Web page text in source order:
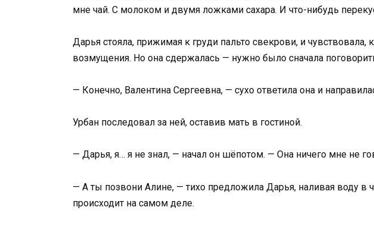
мне чай. С молоком и двумя ложками сахара. И что-нибудь
Дарья стояла, прижимая к груди пальто свекрови, и чувствовала,
возмущения. Но она сдержалась — нужно было сначала
— Конечно, Валентина Сергеевна, — сухо ответила она и
Урбан последовал за ней, оставив мать в гостиной.
— Дарья, я… я не знал, — начал он шёпотом. — Она ничего мне не
— А ты позвони Алине, — тихо предложила Дарья, наливая воду в
происходит на самом деле.